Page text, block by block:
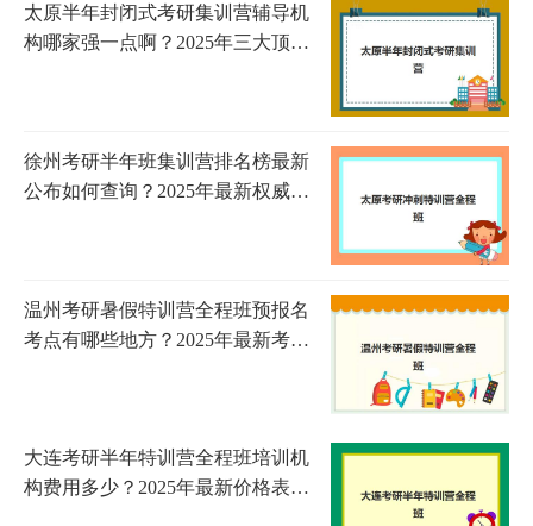
太原半年封闭式考研集训营辅导机
构哪家强一点啊？2025年三大顶尖
徐州考研半年班集训营排名榜最新
公布如何查询？2025年最新权威榜
温州考研暑假特训营全程班预报名
考点有哪些地方？2025年最新考点
大连考研半年特训营全程班培训机
构费用多少？2025年最新价格表与